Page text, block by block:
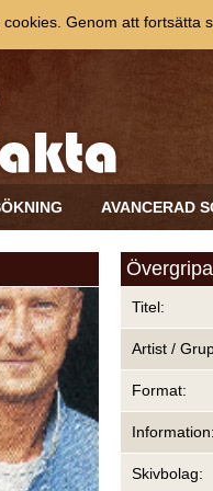
AVANCERAD
Titel:
Artist /
Format:
Information:
Skivbolag:
Genom att fortsätta